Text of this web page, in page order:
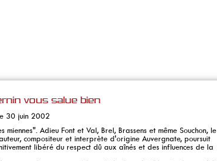
vous salue bien
30 juin 2002
Adieu Font et Val, Brel, Brassens et même Souchon, le
compositeur et interprète d'origine Auvergnate, poursuit
libéré du respect dû aux aînés et des influences de la